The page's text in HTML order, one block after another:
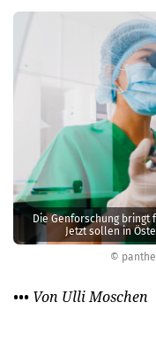
©
Die Genforschung
Jetzt sollen in
••• Von Ulli Moschen